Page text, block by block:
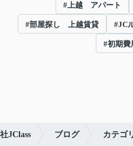
#上越 アパート
#部屋探し 上越賃貸 #JC
#初期
JClass ブログ カテゴ